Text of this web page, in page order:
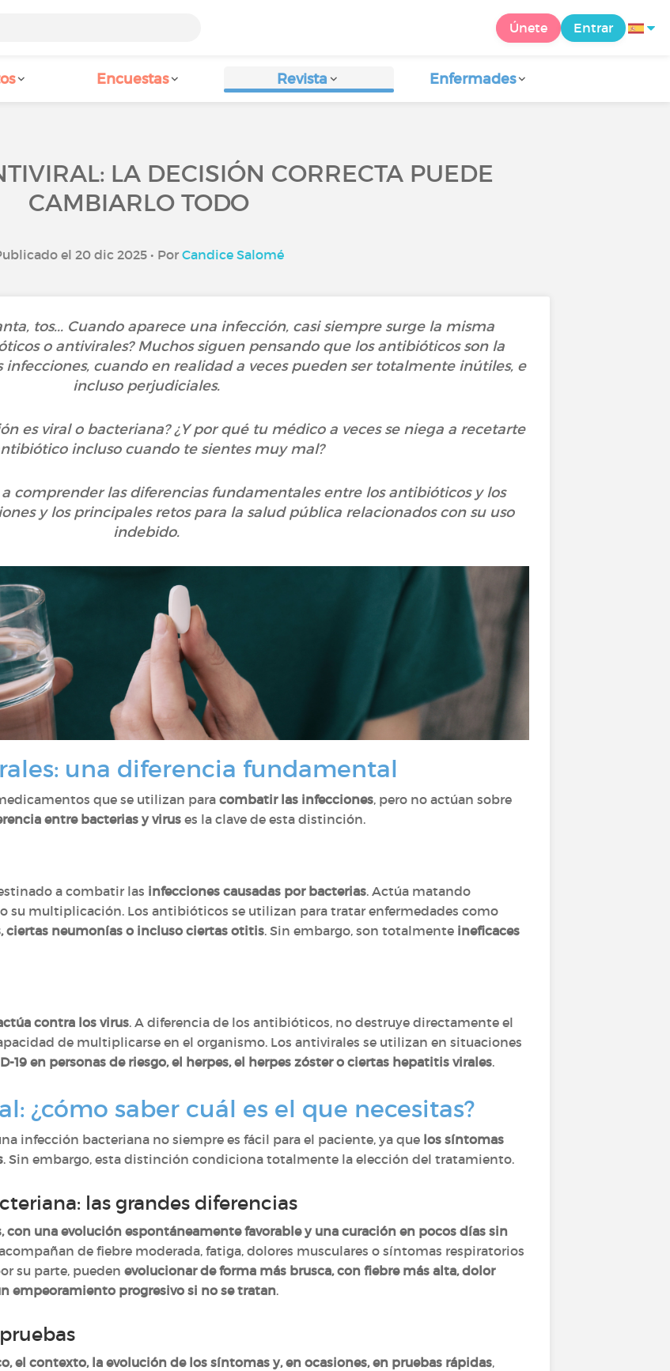
Únete Entrar
Encuestas Revista Enfermades
LA DECISIÓN CORRECTA PUEDE
CAMBIARLO TODO
el 20 dic 2025 • Por Candice Salomé
tos... Cuando aparece una infección, casi siempre surge la misma
o antivirales? Muchos siguen pensando que los antibióticos son la
cuando en realidad a veces pueden ser totalmente inútiles, e
incluso perjudiciales.
es viral o bacteriana? ¿Y por qué tu médico a veces se niega a recetarte
incluso cuando te sientes muy mal?
comprender las diferencias fundamentales entre los antibióticos y los
y los principales retos para la salud pública relacionados con su uso
indebido.
una diferencia fundamental
que se utilizan para combatir las infecciones, pero no actúan sobre
entre bacterias y virus es la clave de esta distinción.
a combatir las infecciones causadas por bacterias. Actúa matando
multiplicación. Los antibióticos se utilizan para tratar enfermedades como
ciertas neumonías o incluso ciertas otitis. Sin embargo, son totalmente ineficaces
contra los virus. A diferencia de los antibióticos, no destruye directamente el
de multiplicarse en el organismo. Los antivirales se utilizan en situaciones
19 en personas de riesgo, el herpes, el herpes zóster o ciertas hepatitis virales.
¿cómo saber cuál es el que necesitas?
infección bacteriana no siempre es fácil para el paciente, ya que los síntomas
. Sin embargo, esta distinción condiciona totalmente la elección del tratamiento.
las grandes diferencias
con una evolución espontáneamente favorable y una curación en pocos días sin
de fiebre moderada, fatiga, dolores musculares o síntomas respiratorios
su parte, pueden evolucionar de forma más brusca, con fiebre más alta, dolor
empeoramiento progresivo si no se tratan.
el contexto, la evolución de los síntomas y, en ocasiones, en pruebas rápidas,